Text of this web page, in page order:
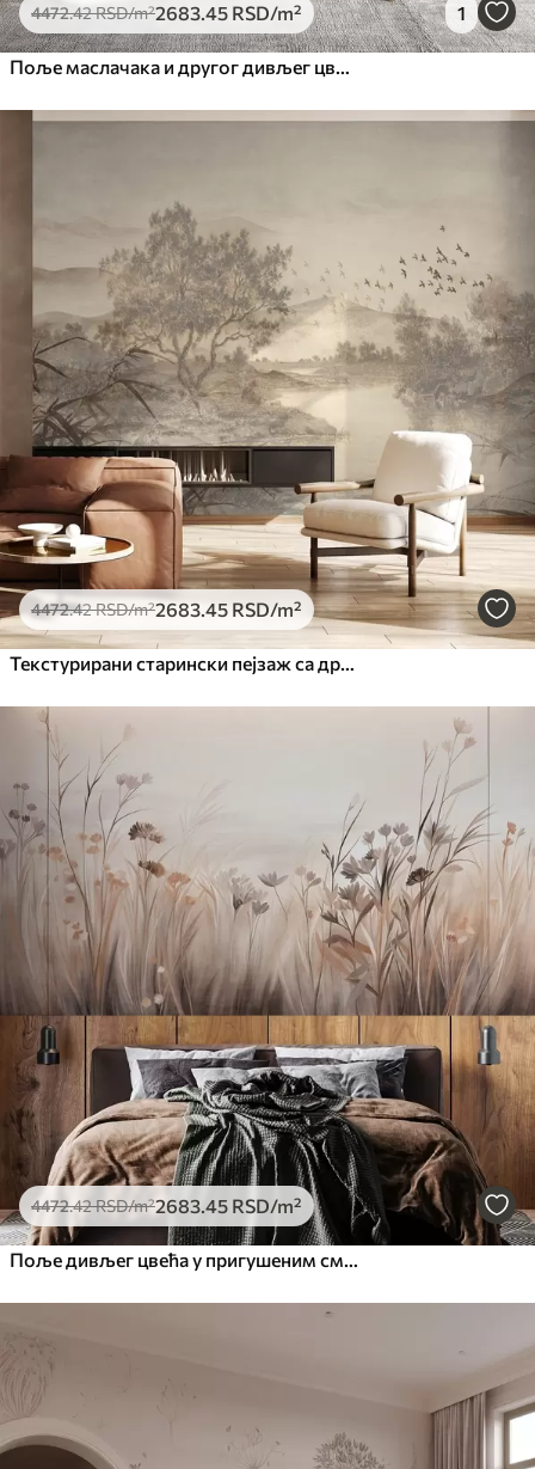
4472.42RSD/m²2683.45 RSD/m² 1
Поље маслачака и другог дивљег цвећа на мекој, магловитој позадини
4472.42RSD/m²2683.45 RSD/m²
Текстурирани старински пејзаж са дрветом у близини реке и облачним небом, природна уметност у тоновима сепије
4472.42RSD/m²2683.45 RSD/m²
Поље дивљег цвећа у пригушеним смеђим и беж тоновима, са високим травама и нежним цветовима